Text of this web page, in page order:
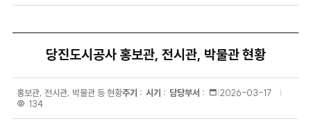
당진도시공사 홍보관, 전시관, 박물관 현황
홍보관, 전시관, 박물관 등 현황주기 : 시기 : 담당부서 :
등
2026-03-17
조
134